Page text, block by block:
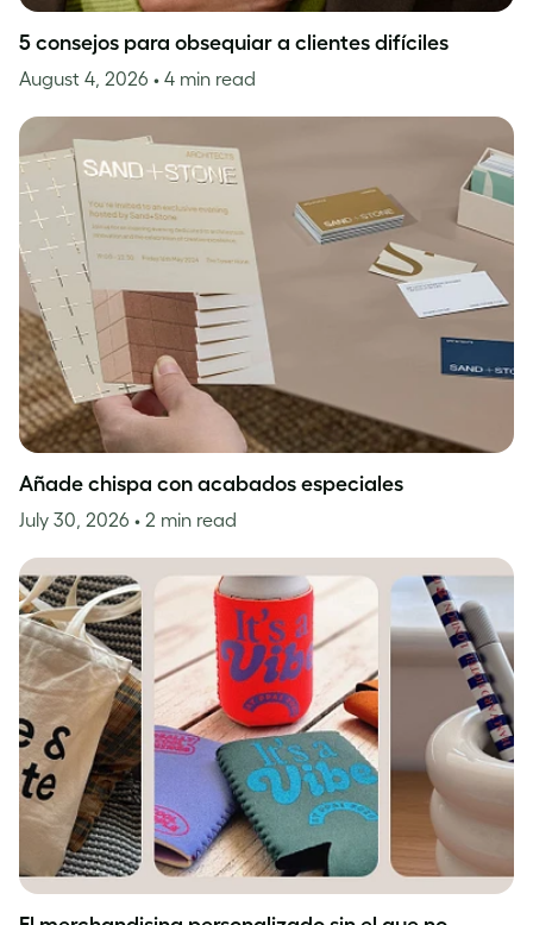
5 consejos para obsequiar a clientes difíciles
August 4, 2026 • 4 min read
Añade chispa con acabados especiales
July 30, 2026 • 2 min read